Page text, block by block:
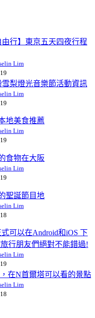
由行】東京五天四夜行程
Lim
雪梨燈光音樂節活動資訊
Lim
地美食推薦
Lim
食物在大阪
Lim
聖誕節目地
Lim
可以在Android和iOS 下
行朋友們絕對不能錯過!
Lim
在N首爾塔可以看的景點
Lim